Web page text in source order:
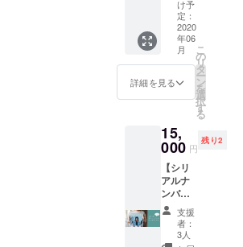
す！！
▼ボ
ディ
GILDA
N 6.0オ
サイズ
Sサイ
71cm、
身幅
45cm、
裄丈
41cm M
サイ
ズ：身
73cm、
注生産
です。
▼ボ
ディ
GILDA
N 6.0オ
ンス ▼
丈
71cm、
45cm、
裄丈
41cm M
サイ
ズ：身
作に関
わりた
い人な
どぜひ
お入り
くださ
いま
るけど
迷って
いる方
はぜひ
メール
やDMで
ご相談
受け付
けてお
け予
定：
2020
年06
月
詳細を見る
こ
の
リ
タ
ー
ン
を
選
択
す
る
15,
000 円
残り2
【シリ
アルナ
ンバー
120番ま
で！】
POP UP
支援
者：
3人